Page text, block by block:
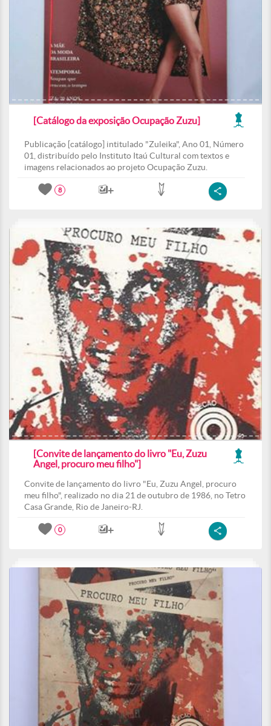
[Catálogo da exposição Ocupação Zuzu]
Publicação [catálogo] intitulado "Zuleika", Ano 01, Número
01, distribuído pelo Instituto Itaú Cultural com textos e
imagens relacionados ao projeto Ocupação Zuzu.
8
[Convite de lançamento do livro "Eu, Zuzu
Angel, procuro meu filho"]
Convite de lançamento do livro "Eu, Zuzu Angel, procuro
meu filho", realizado no dia 21 de outubro de 1986, no Tetro
Casa Grande, Rio de Janeiro-RJ.
0